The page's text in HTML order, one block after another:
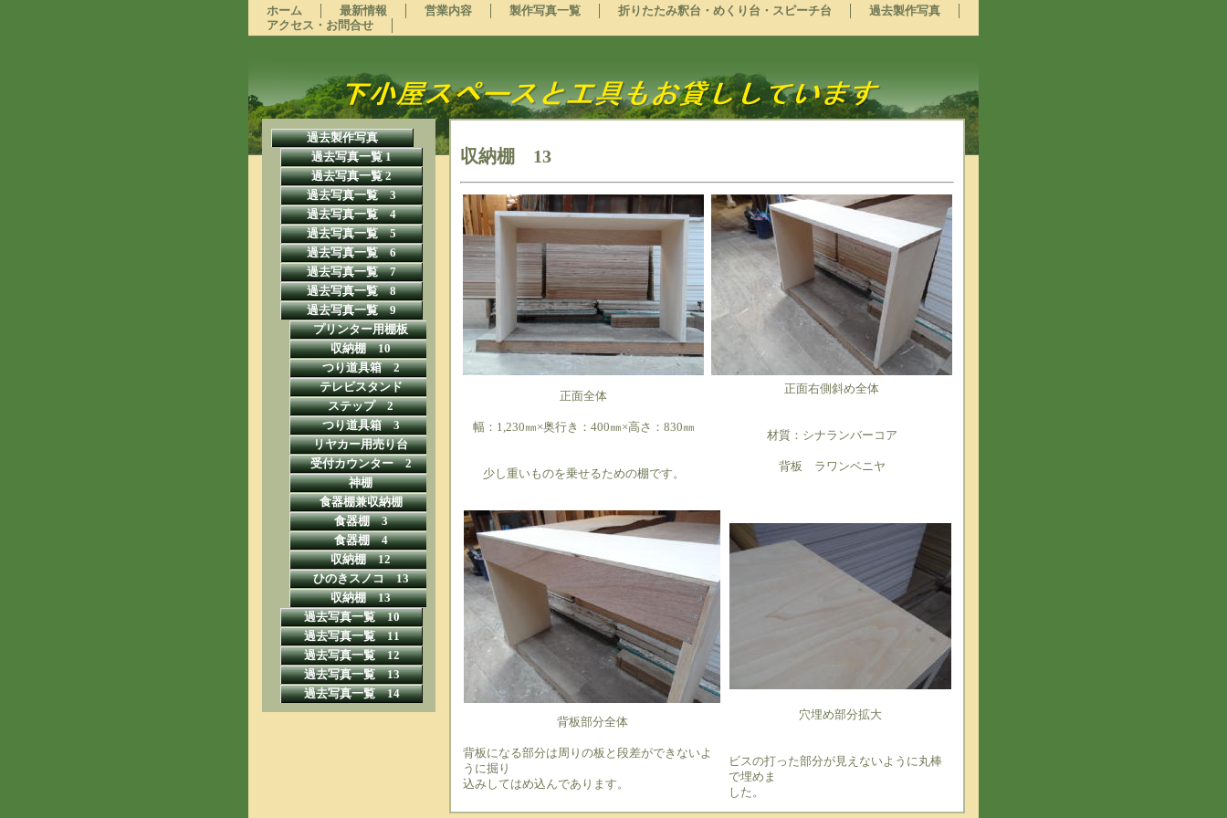
ホーム 最新情報 営業内容 製作写真一覧 折りたたみ釈台・めくり台・スピーチ台
過去製作写真
アクセス・お問合せ
過去製作写真
過去写真一覧 1
過去写真一覧 2
過去写真一覧 3
過去写真一覧 4
過去写真一覧 5
過去写真一覧 6
過去写真一覧 7
過去写真一覧 8
過去写真一覧 9
プリンター用棚板
収納棚 10
つり道具箱 2
テレビスタンド
ステップ 2
つり道具箱 3
リヤカー用売り台
受付カウンター 2
神棚
食器棚兼収納棚
食器棚 3
食器棚 4
収納棚 12
ひのきスノコ 13
収納棚 13
過去写真一覧 10
過去写真一覧 11
過去写真一覧 12
過去写真一覧 13
過去写真一覧 14
収納棚 13
正面全体
幅：1,230㎜×奥行き：400㎜×高さ：830㎜
少し重いものを乗せるための棚です。
正面右側斜め全体
材質：シナランバーコア
背板 ラワンベニヤ
背板部分全体
背板になる部分は周りの板と段差ができないよ
うに掘り
込みしてはめ込んであります。
穴埋め部分拡大
ビスの打った部分が見えないように丸棒
で埋めま
した。